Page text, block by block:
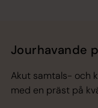
Jourhavande
Akut samtals- och
med en präst på